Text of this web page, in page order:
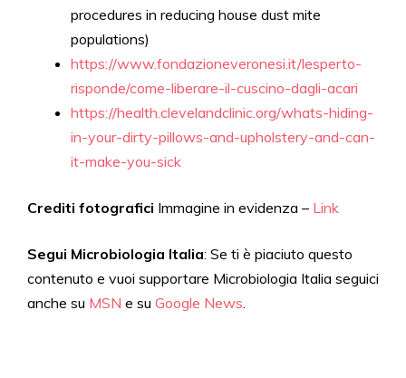
procedures in reducing house dust mite
populations)
https://www.fondazioneveronesi.it/lesperto-
risponde/come-liberare-il-cuscino-dagli-acari
https://health.clevelandclinic.org/whats-hiding-
in-your-dirty-pillows-and-upholstery-and-can-
it-make-you-sick
Crediti fotografici Immagine in evidenza – Link
Segui Microbiologia Italia: Se ti è piaciuto questo
contenuto e vuoi supportare Microbiologia Italia seguici
anche su MSN e su Google News.